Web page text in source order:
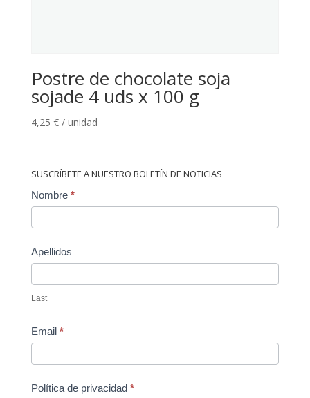
Postre de chocolate soja
sojade 4 uds x 100 g
4,25 € / unidad
SUSCRÍBETE A NUESTRO BOLETÍN DE NOTICIAS
Contact
Nombre *
Apellidos
Last
Email *
Política de privacidad *